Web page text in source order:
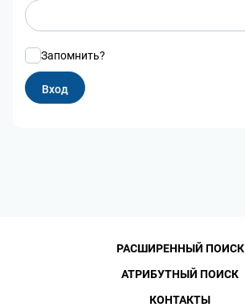
Запомнить?
РАСШИРЕННЫЙ ПОИСК
АТРИБУТНЫЙ ПОИСК
КОНТАКТЫ